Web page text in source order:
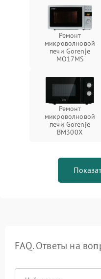
Ремонт
микроволновой
печи Gorenje
MO17MS
Ремонт
микроволновой
печи Gorenje
BM300X
FAQ. Ответы на